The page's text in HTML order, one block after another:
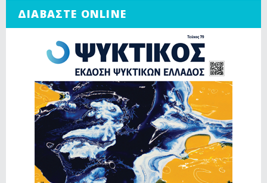
ΔΙΑΒΑΣΤΕ ONLINE